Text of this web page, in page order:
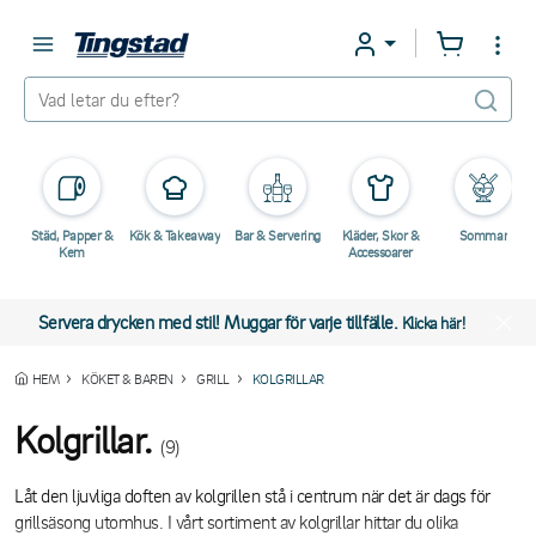
Städ, Papper &
Kem
Kök & Takeaway Bar & Servering
Kläder, Skor &
Accessoarer
Sommar
Servera drycken med stil! Muggar för varje tillfälle. Klicka här!
HEM KÖKET & BAREN GRILL KOLGRILLAR
Kolgrillar. (9)
Låt den ljuvliga doften av kolgrillen stå i centrum när det är dags för
grillsäsong utomhus. I vårt sortiment av kolgrillar hittar du olika